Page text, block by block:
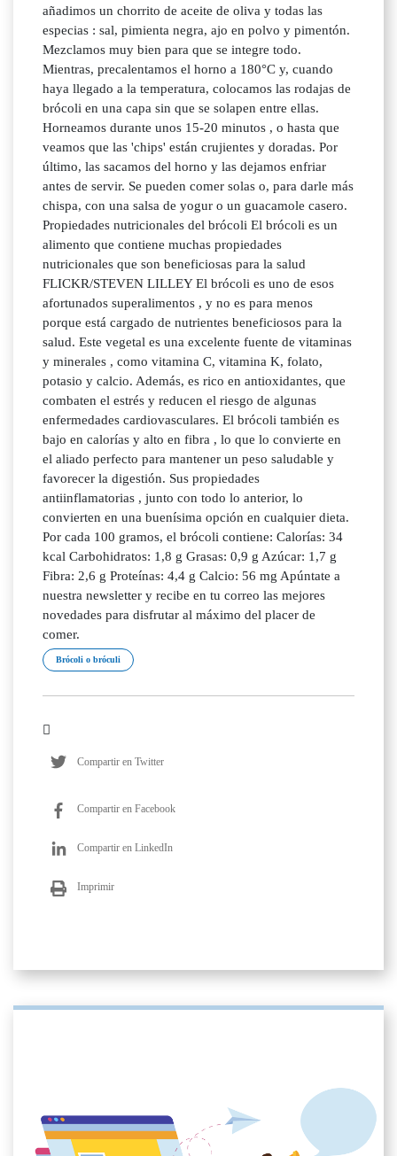
añadimos un chorrito de aceite de oliva y todas las
especias : sal, pimienta negra, ajo en polvo y pimentón.
Mezclamos muy bien para que se integre todo.
Mientras, precalentamos el horno a 180°C y, cuando
haya llegado a la temperatura, colocamos las rodajas de
brócoli en una capa sin que se solapen entre ellas.
Horneamos durante unos 15-20 minutos , o hasta que
veamos que las 'chips' están crujientes y doradas. Por
último, las sacamos del horno y las dejamos enfriar
antes de servir. Se pueden comer solas o, para darle más
chispa, con una salsa de yogur o un guacamole casero.
Propiedades nutricionales del brócoli El brócoli es un
alimento que contiene muchas propiedades
nutricionales que son beneficiosas para la salud
FLICKR/STEVEN LILLEY El brócoli es uno de esos
afortunados superalimentos , y no es para menos
porque está cargado de nutrientes beneficiosos para la
salud. Este vegetal es una excelente fuente de vitaminas
y minerales , como vitamina C, vitamina K, folato,
potasio y calcio. Además, es rico en antioxidantes, que
combaten el estrés y reducen el riesgo de algunas
enfermedades cardiovasculares. El brócoli también es
bajo en calorías y alto en fibra , lo que lo convierte en
el aliado perfecto para mantener un peso saludable y
favorecer la digestión. Sus propiedades
antiinflamatorias , junto con todo lo anterior, lo
convierten en una buenísima opción en cualquier dieta.
Por cada 100 gramos, el brócoli contiene: Calorías: 34
kcal Carbohidratos: 1,8 g Grasas: 0,9 g Azúcar: 1,7 g
Fibra: 2,6 g Proteínas: 4,4 g Calcio: 56 mg Apúntate a
nuestra newsletter y recibe en tu correo las mejores
novedades para disfrutar al máximo del placer de
comer.
Brócoli o bróculi
Compartir en Twitter
Compartir en Facebook
Compartir en LinkedIn
Imprimir